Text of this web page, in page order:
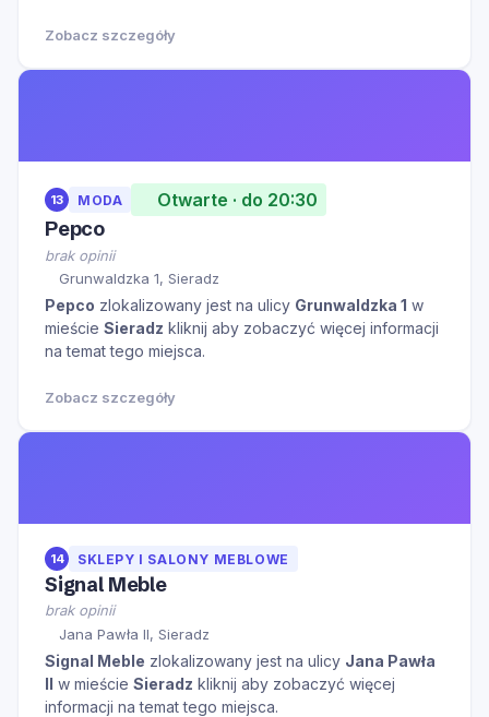
Zobacz szczegóły
13 MODA Otwarte · do 20:30
Pepco
brak opinii
Grunwaldzka 1, Sieradz
Pepco zlokalizowany jest na ulicy Grunwaldzka 1 w
mieście Sieradz kliknij aby zobaczyć więcej informacji
na temat tego miejsca.
Zobacz szczegóły
14 SKLEPY I SALONY MEBLOWE
Signal Meble
brak opinii
Jana Pawła II, Sieradz
Signal Meble zlokalizowany jest na ulicy Jana Pawła
II w mieście Sieradz kliknij aby zobaczyć więcej
informacji na temat tego miejsca.